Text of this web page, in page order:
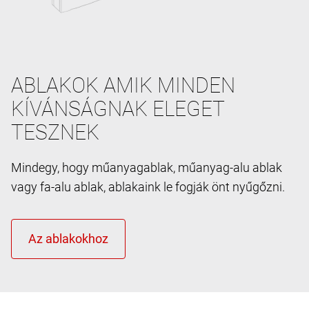
ABLAKOK AMIK MINDEN
KÍVÁNSÁGNAK ELEGET
TESZNEK
Mindegy, hogy műanyagablak, műanyag-alu ablak
vagy fa-alu ablak, ablakaink le fogják önt nyűgőzni.